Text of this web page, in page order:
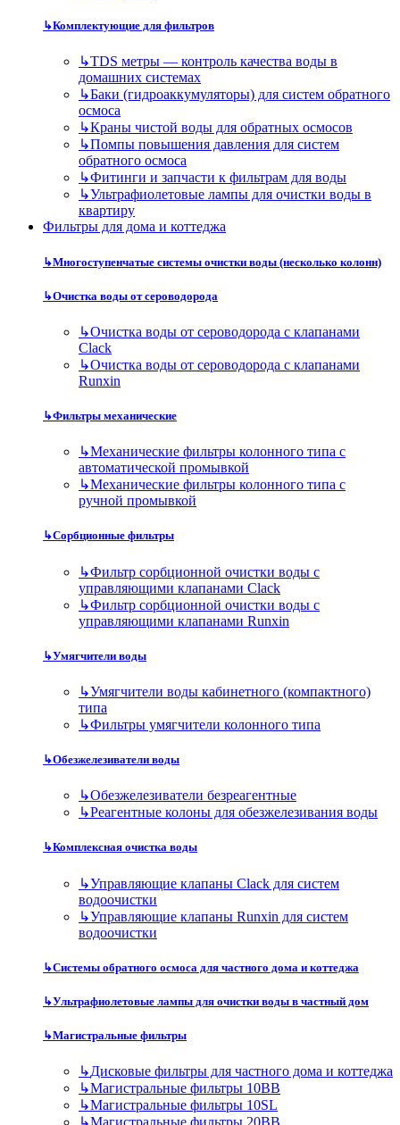
↳Комплектующие для фильтров
↳TDS метры — контроль качества воды в
домашних системах
↳Баки (гидроаккумуляторы) для систем обратного
осмоса
↳Краны чистой воды для обратных осмосов
↳Помпы повышения давления для систем
обратного осмоса
↳Фитинги и запчасти к фильтрам для воды
↳Ультрафиолетовые лампы для очистки воды в
квартиру
Фильтры для дома и коттеджа
↳Многоступенчатые системы очистки воды (несколько колонн)
↳Очистка воды от сероводорода
↳Очистка воды от сероводорода с клапанами
Clack
↳Очистка воды от сероводорода с клапанами
Runxin
↳Фильтры механические
↳Механические фильтры колонного типа с
автоматической промывкой
↳Механические фильтры колонного типа с
ручной промывкой
↳Сорбционные фильтры
↳Фильтр сорбционной очистки воды с
управляющими клапанами Clack
↳Фильтр сорбционной очистки воды с
управляющими клапанами Runxin
↳Умягчители воды
↳Умягчители воды кабинетного (компактного)
типа
↳Фильтры умягчители колонного типа
↳Обезжелезиватели воды
↳Обезжелезиватели безреагентные
↳Реагентные колоны для обезжелезивания воды
↳Комплексная очистка воды
↳Управляющие клапаны Clack для систем
водоочистки
↳Управляющие клапаны Runxin для систем
водоочистки
↳Системы обратного осмоса для частного дома и коттеджа
↳Ультрафиолетовые лампы для очистки воды в частный дом
↳Магистральные фильтры
↳Дисковые фильтры для частного дома и коттеджа
↳Магистральные фильтры 10BB
↳Магистральные фильтры 10SL